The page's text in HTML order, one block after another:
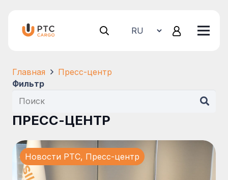
Главная
Пресс-центр
Фильтр
ПРЕСС-ЦЕНТР
Новости PTC, Пресс-центр